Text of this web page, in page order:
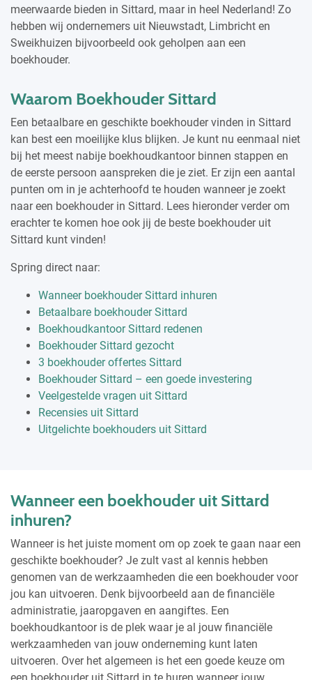
meerwaarde bieden in Sittard, maar in heel Nederland! Zo
hebben wij ondernemers uit Nieuwstadt, Limbricht en
Sweikhuizen bijvoorbeeld ook geholpen aan een
boekhouder.
Waarom Boekhouder Sittard
Een betaalbare en geschikte boekhouder vinden in Sittard
kan best een moeilijke klus blijken. Je kunt nu eenmaal niet
bij het meest nabije boekhoudkantoor binnen stappen en
de eerste persoon aanspreken die je ziet. Er zijn een aantal
punten om in je achterhoofd te houden wanneer je zoekt
naar een boekhouder in Sittard. Lees hieronder verder om
erachter te komen hoe ook jij de beste boekhouder uit
Sittard kunt vinden!
Spring direct naar:
Wanneer boekhouder Sittard inhuren
Betaalbare boekhouder Sittard
Boekhoudkantoor Sittard redenen
Boekhouder Sittard gezocht
3 boekhouder offertes Sittard
Boekhouder Sittard – een goede investering
Veelgestelde vragen uit Sittard
Recensies uit Sittard
Uitgelichte boekhouders uit Sittard
Wanneer een boekhouder uit Sittard
inhuren?
Wanneer is het juiste moment om op zoek te gaan naar een
geschikte boekhouder? Je zult vast al kennis hebben
genomen van de werkzaamheden die een boekhouder voor
jou kan uitvoeren. Denk bijvoorbeeld aan de financiële
administratie, jaaropgaven en aangiftes. Een
boekhoudkantoor is de plek waar je al jouw financiële
werkzaamheden van jouw onderneming kunt laten
uitvoeren. Over het algemeen is het een goede keuze om